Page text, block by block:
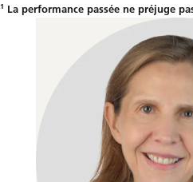
1 La performance passée ne préjuge